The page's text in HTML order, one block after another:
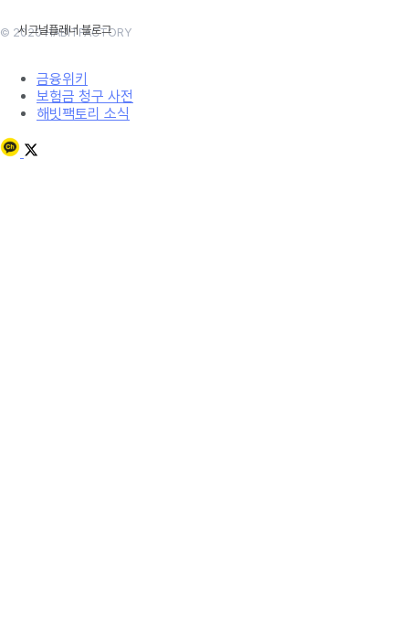
© 2020 HABITFACTORY
금융위키
보험금 청구 사전
해빗팩토리 소식